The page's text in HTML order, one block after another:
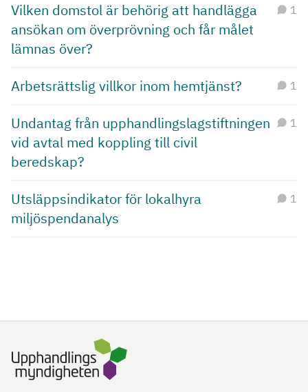
Vilken domstol är behörig att handlägga
ansökan om överprövning och får målet
lämnas över?
1
Arbetsrättslig villkor inom hemtjänst? 1
Undantag från upphandlingslagstiftningen
vid avtal med koppling till civil
beredskap?
1
Utsläppsindikator för lokalhyra
miljöspendanalys
1